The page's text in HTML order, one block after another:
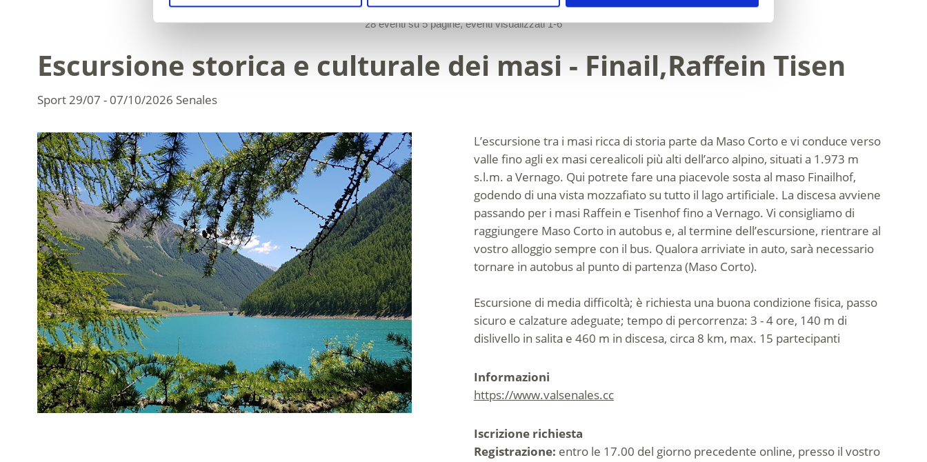
28 eventi su 5 pagine, eventi visualizzati 1-6
Escursione storica e culturale dei masi - Finail,Raffein Tisen
Sport29/07 - 07/10/2026 Senales
L’escursione tra i masi ricca di storia parte da Maso Corto e vi conduce verso
valle fino agli ex masi cerealicoli più alti dell’arco alpino, situati a 1.973 m
s.l.m. a Vernago. Qui potrete fare una piacevole sosta al maso Finailhof,
godendo di una vista mozzafiato su tutto il lago artificiale. La discesa avviene
passando per i masi Raffein e Tisenhof fino a Vernago. Vi consigliamo di
raggiungere Maso Corto in autobus e, al termine dell’escursione, rientrare al
vostro alloggio sempre con il bus. Qualora arriviate in auto, sarà necessario
tornare in autobus al punto di partenza (Maso Corto).
Escursione di media difficoltà; è richiesta una buona condizione fisica, passo
sicuro e calzature adeguate; tempo di percorrenza: 3 - 4 ore, 140 m di
dislivello in salita e 460 m in discesa, circa 8 km, max. 15 partecipanti
Informazioni
https://www.valsenales.cc
Iscrizione richiesta
Registrazione: entro le 17.00 del giorno precedente online, presso il vostro